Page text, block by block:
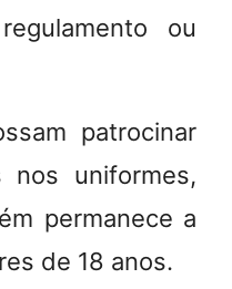
ou
patrocinar
nos uniformes,
permanece a
de 18 anos.